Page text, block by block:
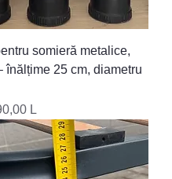
somieră metalice,
înălțime 25 cm, diametru
redus
L